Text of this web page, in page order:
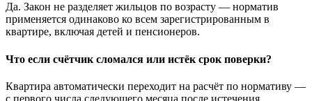
Да. Закон не разделяет жильцов по возрасту — норматив
применяется одинаково ко всем зарегистрированным в
квартире, включая детей и пенсионеров.
Что если счётчик сломался или истёк срок поверки?
Квартира автоматически переходит на расчёт по нормативу —
с первого числа следующего месяца после истечения